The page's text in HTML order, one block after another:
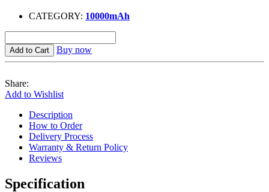
CATEGORY: 10000mAh
Add to Cart Buy now
Share:
Add to Wishlist
Description
How to Order
Delivery Process
Warranty & Return Policy
Reviews
Specification